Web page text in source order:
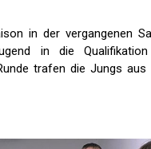
in der vergangenen
in die
trafen die Jungs aus